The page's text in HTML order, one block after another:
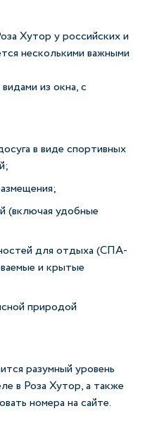
Хутор у российских и
несколькими важными
из окна, с
в виде спортивных
(включая удобные
для отдыха (СПА-
и крытые
природой
разумный уровень
в Роза Хутор, а также
номера на сайте.